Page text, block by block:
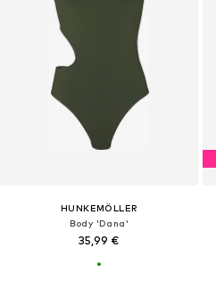
HUNKEMÖLLER
Body 'Dana'
35,99 €